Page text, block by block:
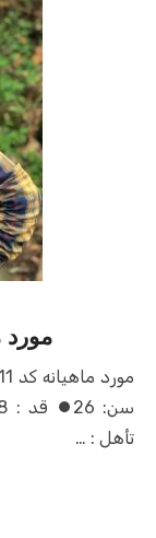
مورد
تأهل : …